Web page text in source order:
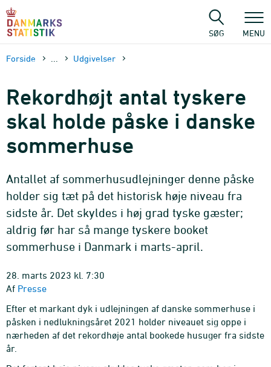
sidens
SØG MENU
Forside Udgivelser
Rekordhøjt antal tyskere
skal holde påske i danske
sommerhuse
Antallet af sommerhusudlejninger denne påske
holder sig tæt på det historisk høje niveau fra
sidste år. Det skyldes i høj grad tyske gæster;
aldrig før har så mange tyskere booket
sommerhuse i Danmark i marts-april.
28. marts 2023 kl. 7:30
Af Presse
Efter et markant dyk i udlejningen af danske sommerhuse i
påsken i nedlukningsåret 2021 holder niveauet sig oppe i
nærheden af det rekordhøje antal bookede husuger fra sidste
år.